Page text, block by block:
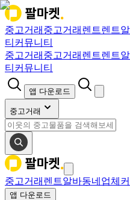
중고거래 중고거래 렌트렌트
티 커뮤니티
중고거래 중고거래 렌트렌트
티 커뮤니티
앱 다운로드
중고거래
중고거래 렌트알바동네업체
앱 다운로드